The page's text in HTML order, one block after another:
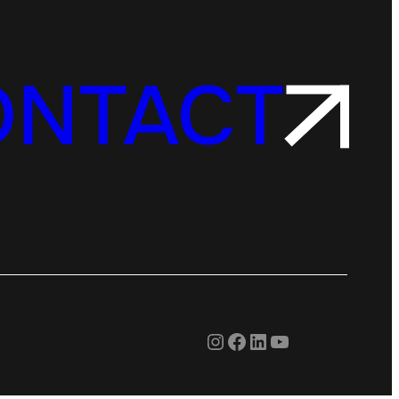
Instagram
Facebook
LinkedIn
YouTube